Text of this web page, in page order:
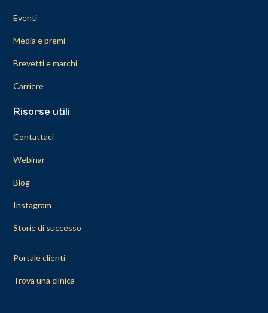
Eventi
Media e premi
Brevetti e marchi
Carriere
Risorse utili
Contattaci
Webinar
Blog
Instagram
Storie di successo
Portale clienti
Trova una clinica